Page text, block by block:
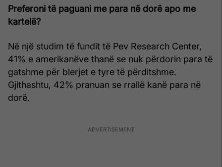
Preferoni të paguani me para në dorë apo me
kartelë?
Në një studim të fundit të Pev Research Center,
41% e amerikanëve thanë se nuk përdorin para të
gatshme për blerjet e tyre të përditshme.
Gjithashtu, 42% pranuan se rrallë kanë para në
dorë.